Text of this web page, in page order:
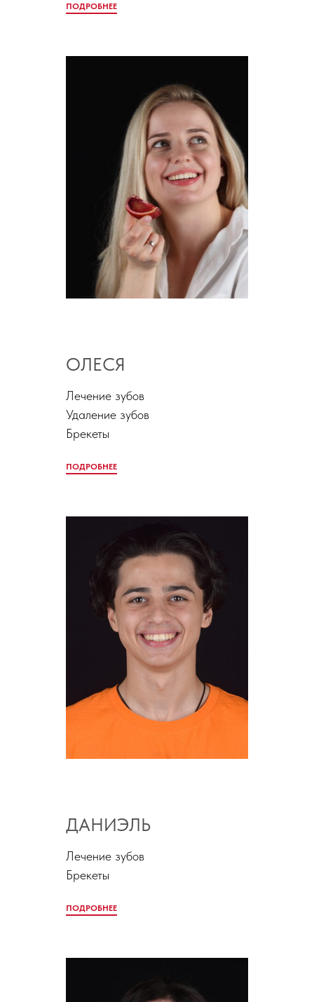
ПОДРОБНЕЕ
ОЛЕСЯ
Лечение зубов
Удаление зубов
Брекеты
ПОДРОБНЕЕ
ДАНИЭЛЬ
Лечение зубов
Брекеты
ПОДРОБНЕЕ